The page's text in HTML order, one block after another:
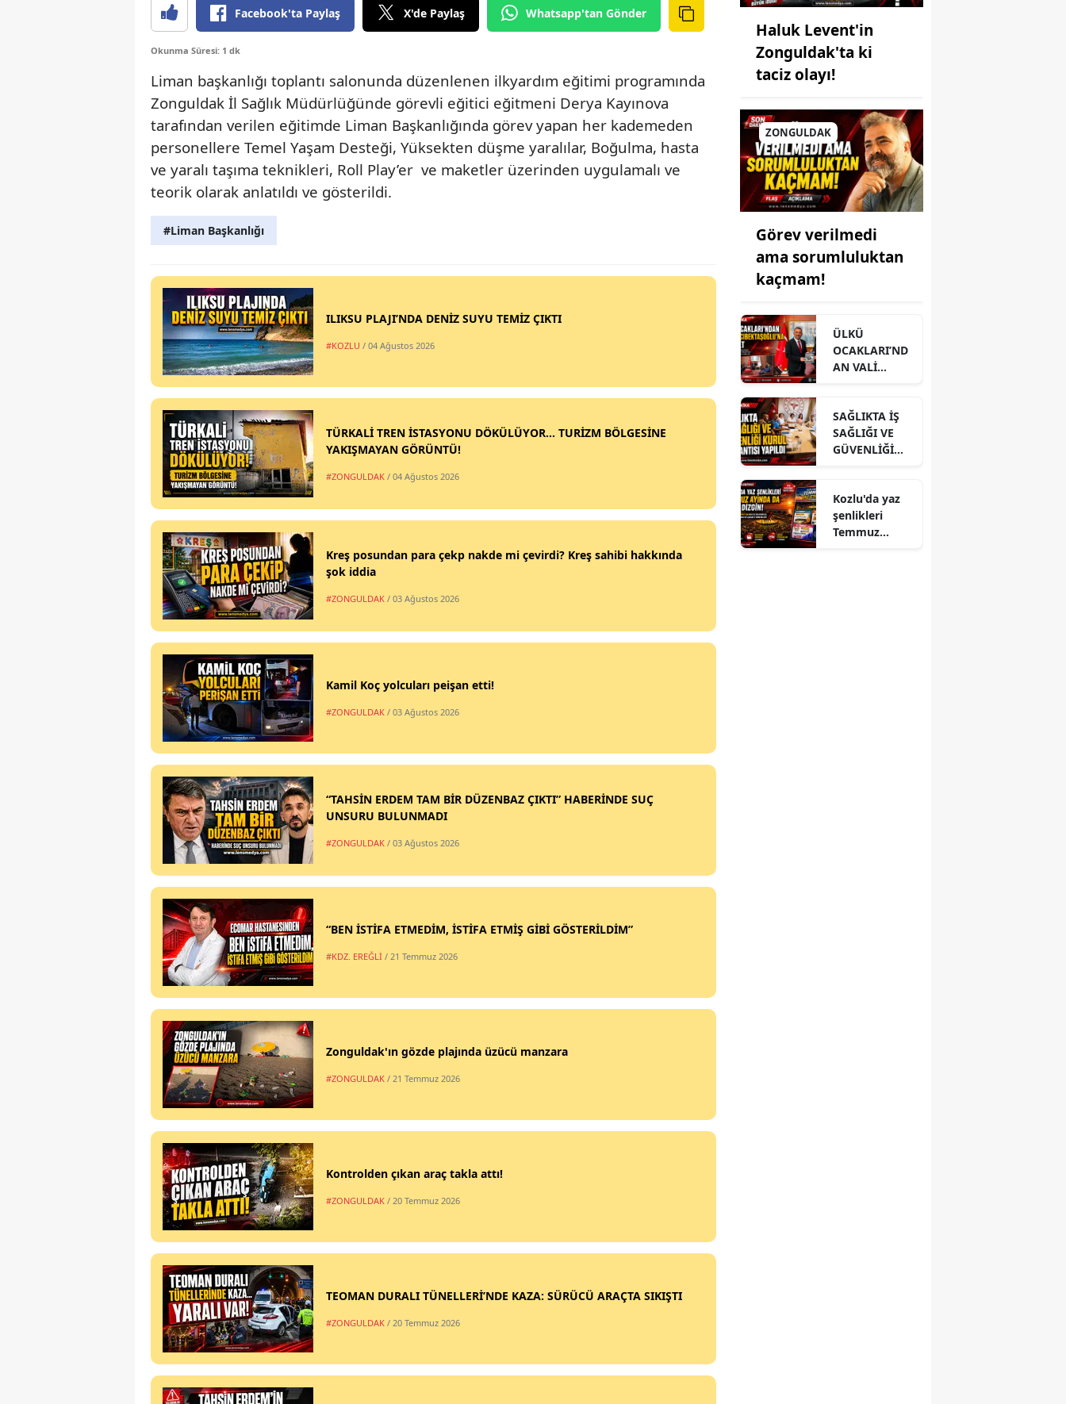
Facebook'ta Paylaş X'de Paylaş Whatsapp'tan Gönder
Okunma Süresi: 1 dk
Liman başkanlığı toplantı salonunda düzenlenen ilkyardım eğitimi programında
Zonguldak İl Sağlık Müdürlüğünde görevli eğitici eğitmeni Derya Kayınova
tarafından verilen eğitimde Liman Başkanlığında görev yapan her kademeden
personellere Temel Yaşam Desteği, Yüksekten düşme yaralılar, Boğulma, hasta
ve yaralı taşıma teknikleri, Roll Play’er ve maketler üzerinden uygulamalı ve
teorik olarak anlatıldı ve gösterildi.
#Liman Başkanlığı
ILIKSU PLAJI’NDA DENİZ SUYU TEMİZ ÇIKTI
#KOZLU / 04 Ağustos 2026
TÜRKALİ TREN İSTASYONU DÖKÜLÜYOR... TURİZM BÖLGESİNE
YAKIŞMAYAN GÖRÜNTÜ!
#ZONGULDAK / 04 Ağustos 2026
Kreş posundan para çekp nakde mi çevirdi? Kreş sahibi hakkında
şok iddia
#ZONGULDAK / 03 Ağustos 2026
Kamil Koç yolcuları peişan etti!
#ZONGULDAK / 03 Ağustos 2026
“TAHSİN ERDEM TAM BİR DÜZENBAZ ÇIKTI” HABERİNDE SUÇ
UNSURU BULUNMADI
#ZONGULDAK / 03 Ağustos 2026
“BEN İSTİFA ETMEDİM, İSTİFA ETMİŞ GİBİ GÖSTERİLDİM”
#KDZ. EREĞLİ / 21 Temmuz 2026
Zonguldak'ın gözde plajında üzücü manzara
#ZONGULDAK / 21 Temmuz 2026
Kontrolden çıkan araç takla attı!
#ZONGULDAK / 20 Temmuz 2026
TEOMAN DURALI TÜNELLERİ’NDE KAZA: SÜRÜCÜ ARAÇTA SIKIŞTI
#ZONGULDAK / 20 Temmuz 2026
Haluk Levent'in
Zonguldak'ta ki
taciz olayı!
ZONGULDAK
Görev verilmedi
ama sorumluluktan
kaçmam!
ÜLKÜ
OCAKLARI’ND
AN VALİ
ZİYARET
SAĞLIKTA İŞ
SAĞLIĞI VE
GÜVENLİĞİ
YAPILDI
Kozlu'da yaz
şenlikleri
Temmuz